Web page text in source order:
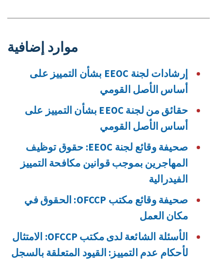
موارد إضافية
إرشادات لجنة EEOC بشأن التمييز على
أساس الأصل القومي
حقائق من لجنة EEOC بشأن التمييز على
أساس الأصل القومي
صحيفة وقائع لجنة EEOC: حقوق توظيف
المهاجرين بموجب قوانين مكافحة التمييز
الفيدرالية
صحيفة وقائع مكتب OFCCP: الحقوق في
مكان العمل
الأسئلة الشائعة لدى مكتب OFCCP: الامتثال
لأحكام عدم التمييز: القيود المتعلقة بالسجل